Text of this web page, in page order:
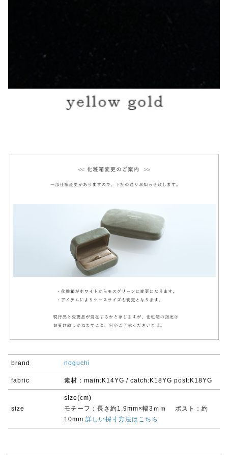
brand noguchi
fabric 素材：main:K14YG / catch:K18YG post:K18YG
size
size(cm)
モチーフ：長さ約1.9mm×幅3ｍｍ ポスト：約
10mm 詳しい採寸方法はこちら